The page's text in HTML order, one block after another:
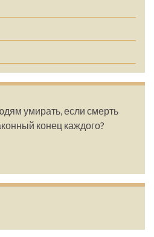
умирать, если смерть
конец каждого?